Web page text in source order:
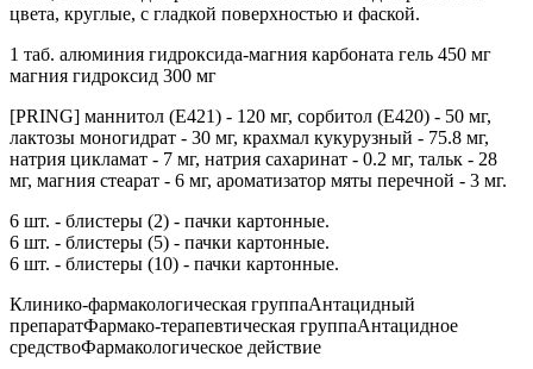
цвета, круглые, с гладкой поверхностью и фаской.
1 таб. алюминия гидроксида-магния карбоната гель 450 мг
магния гидроксид 300 мг
[PRING] маннитол (Е421) - 120 мг, сорбитол (Е420) - 50 мг,
лактозы моногидрат - 30 мг, крахмал кукурузный - 75.8 мг,
натрия цикламат - 7 мг, натрия сахаринат - 0.2 мг, тальк - 28
мг, магния стеарат - 6 мг, ароматизатор мяты перечной - 3 мг.
6 шт. - блистеры (2) - пачки картонные.
6 шт. - блистеры (5) - пачки картонные.
6 шт. - блистеры (10) - пачки картонные.
Клинико-фармакологическая группаАнтацидный
препаратФармако-терапевтическая группаАнтацидное
средствоФармакологическое действие